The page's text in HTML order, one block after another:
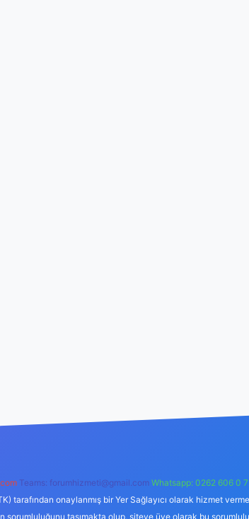
Teams: forumhizmeti@gmail.com Whatsapp: 0262 606 0
tarafından onaylanmış bir Yer Sağlayıcı olarak hizmet
taşımakta olup, siteye üye olarak bu